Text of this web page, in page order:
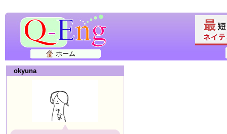
ホーム
okyuna